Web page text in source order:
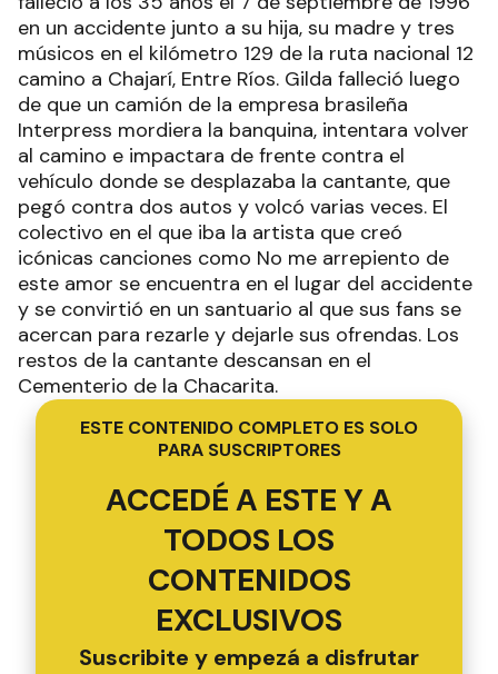
en un accidente junto a su hija, su madre y tres
músicos en el kilómetro 129 de la ruta nacional 12
camino a Chajarí, Entre Ríos. Gilda falleció luego
de que un camión de la empresa brasileña
Interpress mordiera la banquina, intentara volver
al camino e impactara de frente contra el
vehículo donde se desplazaba la cantante, que
pegó contra dos autos y volcó varias veces. El
colectivo en el que iba la artista que creó
icónicas canciones como No me arrepiento de
este amor se encuentra en el lugar del accidente
y se convirtió en un santuario al que sus fans se
acercan para rezarle y dejarle sus ofrendas. Los
restos de la cantante descansan en el
Cementerio de la Chacarita.
ESTE CONTENIDO COMPLETO ES SOLO
PARA SUSCRIPTORES
ACCEDÉ A ESTE Y A
TODOS LOS
CONTENIDOS
EXCLUSIVOS
Suscribite y empezá a disfrutar